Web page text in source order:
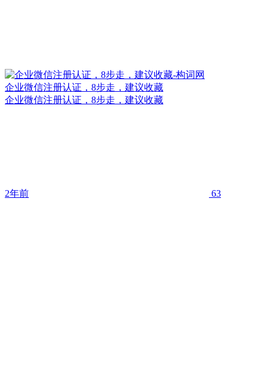
企业微信注册认证，8步走，建议收藏
企业微信注册认证，8步走，建议收藏
2年前 63